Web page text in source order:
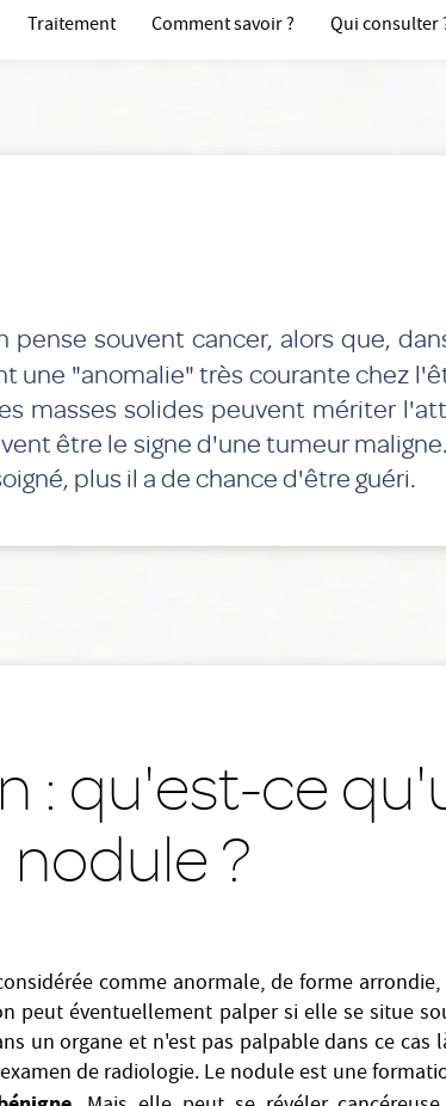
Traitement Comment savoir ? Qui consulter
pense souvent cancer, alors que,
une "anomalie" très courante chez
masses solides peuvent mériter
être le signe d'une tumeur
plus il a de chance d'être guéri.
: qu'est-ce
nodule ?
comme anormale, de forme
peut éventuellement palper si elle se situe
un organe et n'est pas palpable dans ce cas
de radiologie. Le nodule est une